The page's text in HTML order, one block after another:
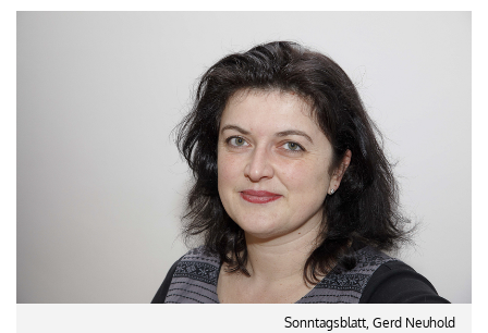
Sonntagsblatt, Gerd Neuhold